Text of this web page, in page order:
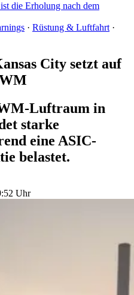
die Erholung nach dem
· Rüstung & Luftfahrt ·
City setzt auf
Luftraum in
starke
eine ASIC-
belastet.
Uhr